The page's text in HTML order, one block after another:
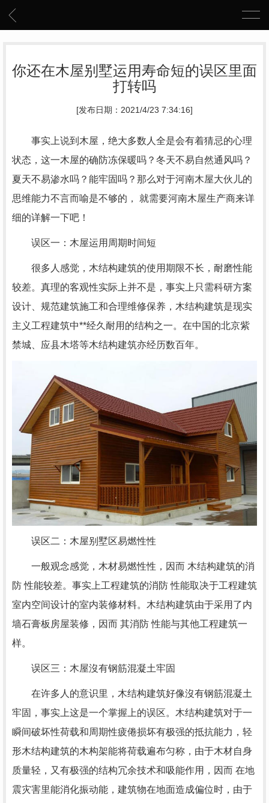
你还在木屋别墅运用寿命短的误区里面
打转吗
[发布日期：2021/4/23 7:34:16]
事实上说到木屋，绝大多数人全是会有着猜忌的心理
状态，这一木屋的确防冻保暖吗？冬天不易自然通风吗？
夏天不易渗水吗？能牢固吗？那么对于河南木屋大伙儿的
思维能力不言而喻是不够的， 就需要河南木屋生产商来详
细的详解一下吧！
误区一：木屋运用周期时间短
很多人感觉，木结构建筑的使用期限不长，耐磨性能
较差。真理的客观性实际上并不是，事实上只需科研方案
设计、规范建筑施工和合理维修保养，木结构建筑是现实
主义工程建筑中**经久耐用的结构之一。在中国的北京紫
禁城、应县木塔等木结构建筑亦经历数百年。
误区二：木屋别墅区易燃性性
一般观念感觉，木材易燃性性，因而 木结构建筑的消
防 性能较差。事实上工程建筑的消防 性能取决于工程建筑
室内空间设计的室内装修材料。木结构建筑由于采用了内
墙石膏板房屋装修，因而 其消防 性能与其他工程建筑一
样。
误区三：木屋沒有钢筋混凝土牢固
在许多人的意识里，木结构建筑好像沒有钢筋混凝土
牢固，事实上这是一个掌握上的误区。木结构建筑对于一
瞬间破坏性荷载和周期性疲倦损坏有极强的抵抗能力，轻
形木结构建筑的木构架能将荷载遍布匀称，由于木材自身
质量轻，又有极强的结构冗余技术和吸能作用，因而 在地
震灾害里能消化振动能，建筑物在地面造成偏位时，由于